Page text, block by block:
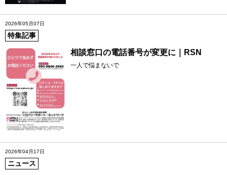
2026年05月07日
特集記事
相談窓口の電話番号が変更に｜RSN
一人で悩まないで
2026年04月17日
ニュース